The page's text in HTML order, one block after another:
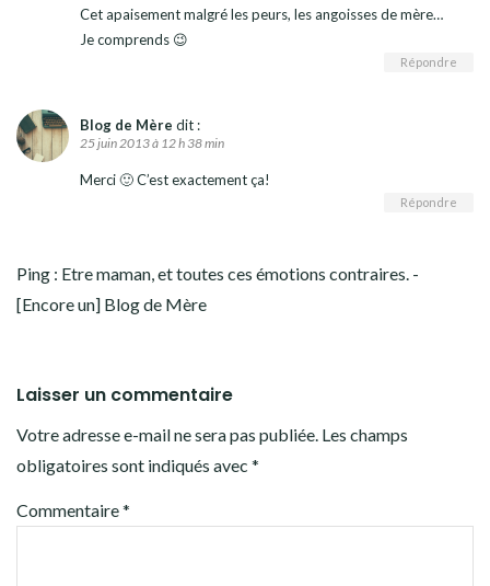
Cet apaisement malgré les peurs, les angoisses de mère…
Je comprends 😉
Répondre
Blog de Mère dit :
25 juin 2013 à 12 h 38 min
Merci 🙂 C’est exactement ça!
Répondre
Ping : Etre maman, et toutes ces émotions contraires. -
[Encore un] Blog de Mère
Laisser un commentaire
Votre adresse e-mail ne sera pas publiée. Les champs
obligatoires sont indiqués avec *
Commentaire*